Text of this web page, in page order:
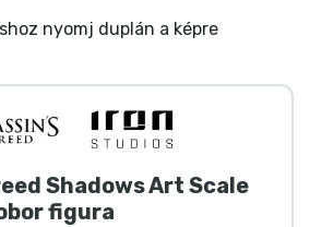
nyomj duplán a képre
Shadows Art Scale
figura